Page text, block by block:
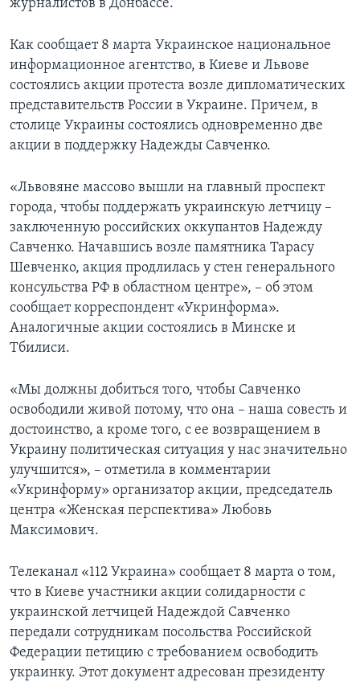
журналистов в Донбассе.
Как сообщает 8 марта Украинское национальное
информационное агентство, в Киеве и Львове
состоялись акции протеста возле дипломатических
представительств России в Украине. Причем, в
столице Украины состоялись одновременно две
акции в поддержку Надежды Савченко.
«Львовяне массово вышли на главный проспект
города, чтобы поддержать украинскую летчицу –
заключенную российских оккупантов Надежду
Савченко. Начавшись возле памятника Тарасу
Шевченко, акция продлилась у стен генерального
консульства РФ в областном центре», – об этом
сообщает корреспондент «Укринформа».
Аналогичные акции состоялись в Минске и
Тбилиси.
«Мы должны добиться того, чтобы Савченко
освободили живой потому, что она – наша совесть и
достоинство, а кроме того, с ее возвращением в
Украину политическая ситуация у нас значительно
улучшится», – отметила в комментарии
«Укринформу» организатор акции, председатель
центра «Женская перспектива» Любовь
Максимович.
Телеканал «112 Украина» сообщает 8 марта о том,
что в Киеве участники акции солидарности с
украинской летчицей Надеждой Савченко
передали сотрудникам посольства Российской
Федерации петицию с требованием освободить
украинку. Этот документ адресован президенту